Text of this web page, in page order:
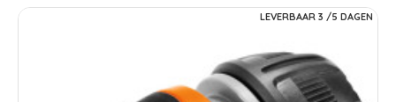
LEVERBAAR 3 /5 DAGEN